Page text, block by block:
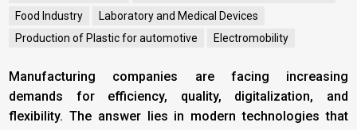
Food Industry
Laboratory and Medical Devices
Production of Plastic for automotive
Electromobility
Manufacturing companies are facing increasing
demands for efficiency, quality, digitalization, and
flexibility. The answer lies in modern technologies that